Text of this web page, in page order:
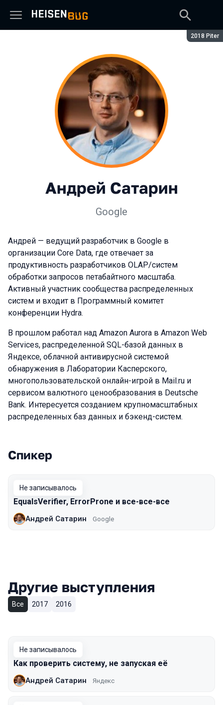
Сезон:
2018 Piter
Андрей Сатарин
Google
Андрей — ведущий разработчик в Google в
организации Core Data, где отвечает за
продуктивность разработчиков OLAP/систем
обработки запросов петабайтного масштаба.
Активный участник сообщества распределенных
систем и входит в Программный комитет
конференции Hydra.
В прошлом работал над Amazon Aurora в Amazon Web
Services, распределенной SQL-базой данных в
Яндексе, облачной антивирусной системой
обнаружения в Лаборатории Касперского,
многопользовательской онлайн-игрой в Mail.ru и
сервисом валютного ценообразования в Deutsche
Bank. Интересуется созданием крупномасштабных
распределенных баз данных и бэкенд-систем.
Выступления в сезоне 2018 Piter
Спикер
Не записывалось
EqualsVerifier, ErrorProne и все-все-все
Андрей Сатарин Google
Другие выступления
Все 2017 2016
Не записывалось
Как проверить систему, не запуская её
Андрей Сатарин Яндекс